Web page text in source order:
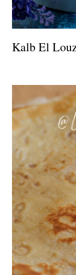
Kalb El